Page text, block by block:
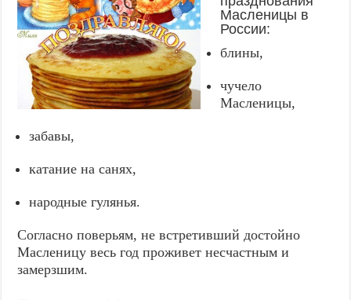
Масленицы в
России:
блины,
чучело
Масленицы,
забавы,
катание на санях,
народные гулянья.
Согласно поверьям, не встретивший достойно
Масленицу весь год проживет несчастным и
замерзшим.